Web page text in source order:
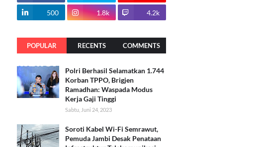
500 1.8k 4.2k
POPULAR RECENTS COMMENTS
Polri Berhasil Selamatkan 1.744
Korban TPPO, Brigjen
Ramadhan: Waspada Modus
Kerja Gaji Tinggi
Sabtu, Juni 24, 2023
Soroti Kabel Wi-Fi Semrawut,
Pemuda Jambi Desak Penataan